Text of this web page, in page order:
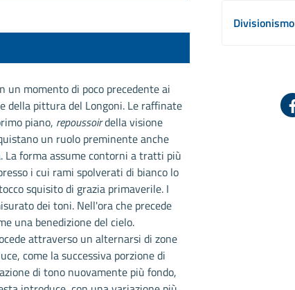
un momento di poco precedente ai
della pittura del Longoni. Le raffinate
piano, repoussoirdella visione
un ruolo preminente anche
forma assume contorni a tratti più
i cui rami spolverati di bianco lo
squisito di grazia primaverile. I
dei toni. Nell'ora che precede
una benedizione del cielo.
attraverso un alternarsi di zone
come la successiva porzione di
di tono nuovamente più fondo,
Divisionismo